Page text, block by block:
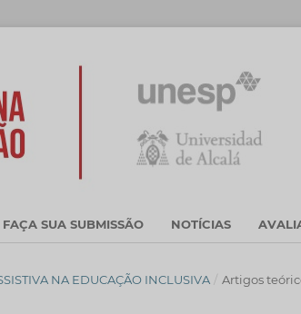
FAÇA SUA SUBMISSÃO NOTÍCIAS
NA EDUCAÇÃO INCLUSIVA / Artigos